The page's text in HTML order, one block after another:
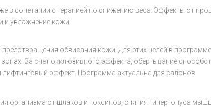
в сочетании с терапией по снижению веса. Эффекты от
и увлажнение кожи.
обвисания кожи. Для этих целей в
За счет окклюзивного эффекта, обертывание
лифтинговый эффект. Программа актуальна для салонов.
организма от шлаков и токсинов, снятия гипертонуса